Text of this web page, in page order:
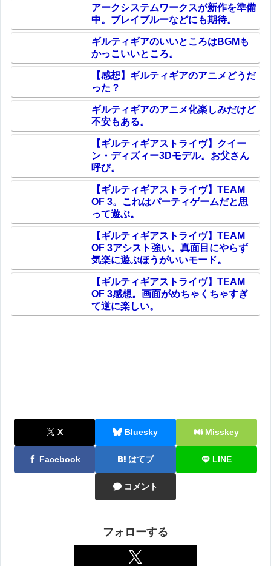
アークシステムワークスが新作を準備
中。ブレイブルーなどにも期待。
ギルティギアのいいところはBGMも
かっこいいところ。
【感想】ギルティギアのアニメどうだ
った？
ギルティギアのアニメ化楽しみだけど
不安もある。
【ギルティギアストライヴ】クイー
ン・ディズィー3Dモデル。お父さん
呼び。
【ギルティギアストライヴ】TEAM
OF 3。これはパーティゲームだと思
って遊ぶ。
【ギルティギアストライヴ】TEAM
OF 3アシスト強い。真面目にやらず
気楽に遊ぶほうがいいモード。
【ギルティギアストライヴ】TEAM
OF 3感想。画面がめちゃくちゃすぎ
て逆に楽しい。
X Bluesky Misskey
Facebook はてブ LINE
コメント
フォローする